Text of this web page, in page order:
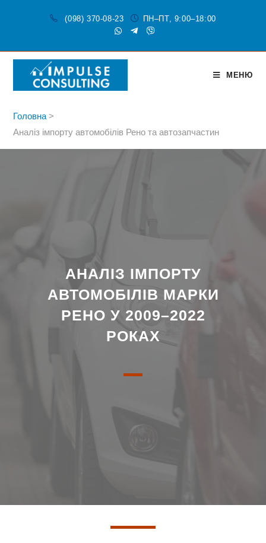
(098) 370-08-23 ПН–ПТ, 9:00–18:00
МЕНЮ
Головна >
Аналіз імпорту автомобілів Рено та автозапчастин
АНАЛІЗ ІМПОРТУ
АВТОМОБІЛІВ МАРКИ
РЕНО У 2009–2022
РОКАХ